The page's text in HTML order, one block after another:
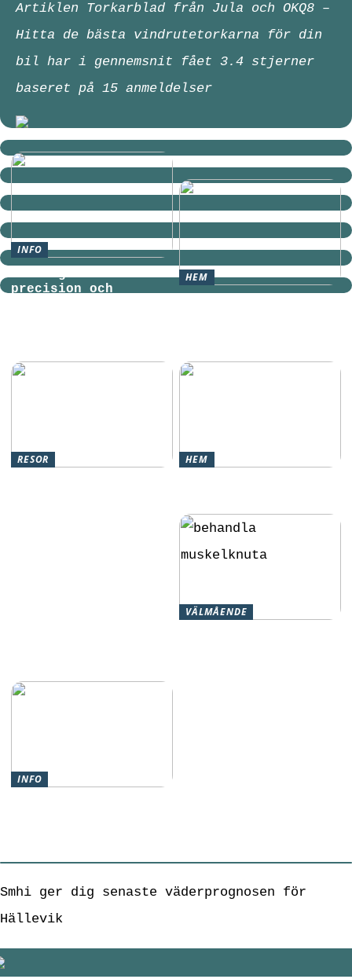
Artiklen Torkarblad från Jula och OKQ8 –
Hitta de bästa vindrutetorkarna för din
bil har i gennemsnit fået 3.4 stjerner
baseret på 15 anmeldelser
INFO
Bakning med
precision och
HEM
RESOR HEM
VÄLMÅENDE
INFO
Smhi ger dig senaste väderprognosen för
Hällevik